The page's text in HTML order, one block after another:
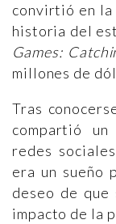
convirtió en
historia del
Games:
millones de
Tras
compartió
redes
era un sueño
deseo de
impacto de la